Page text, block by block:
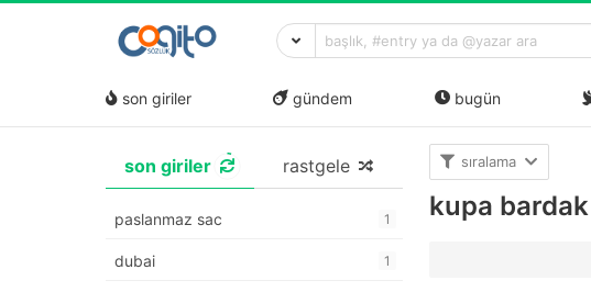
son giriler gündem bugün
son giriler rastgele
paslanmaz sac 1
dubai 1
sıralama
kupa bardak